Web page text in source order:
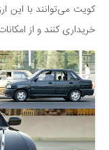
اخبار
کویت می‌توانند با این
خریداری کنند و از